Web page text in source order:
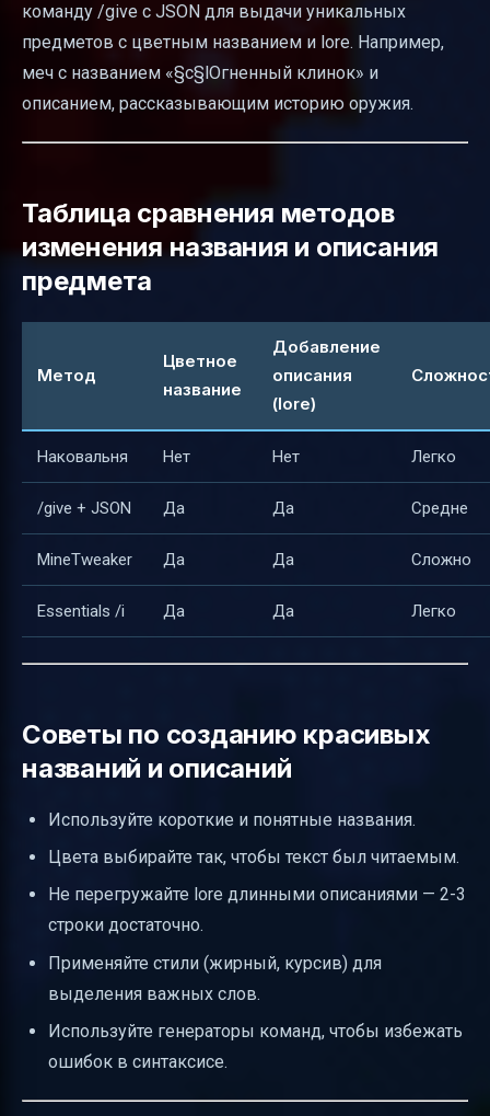
команду /give с JSON для выдачи уникальных
предметов с цветным названием и lore. Например,
меч с названием «§c§lОгненный клинок» и
описанием, рассказывающим историю оружия.
Таблица сравнения методов
изменения названия и описания
предмета
Метод
Цветное
название
Добавление
описания
(lore)
Наковальня Нет Нет Легко
/give + JSON Да Да Средне
MineTweaker Да Да Сложно
Essentials /i Да Да Легко
Советы по созданию красивых
названий и описаний
Используйте короткие и понятные названия.
Цвета выбирайте так, чтобы текст был читаемым.
Не перегружайте lore длинными описаниями — 2-3
строки достаточно.
Применяйте стили (жирный, курсив) для
выделения важных слов.
Используйте генераторы команд, чтобы избежать
ошибок в синтаксисе.